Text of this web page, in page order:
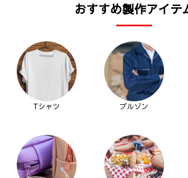
おすすめ製作アイテ
Tシャツ ブルゾン